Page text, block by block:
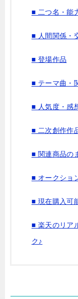
■ 二つ名・能
■ 人間関係・
■ 登場作品
■ テーマ曲・
■ 人気度・感
■ 二次創作作
■ 関連商品の
■ オークショ
■ 現在購入可
■ 楽天のリア
ク♪